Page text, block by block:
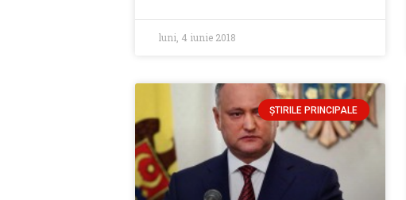
luni, 4 iunie 2018
ȘTIRILE PRINCIPALE